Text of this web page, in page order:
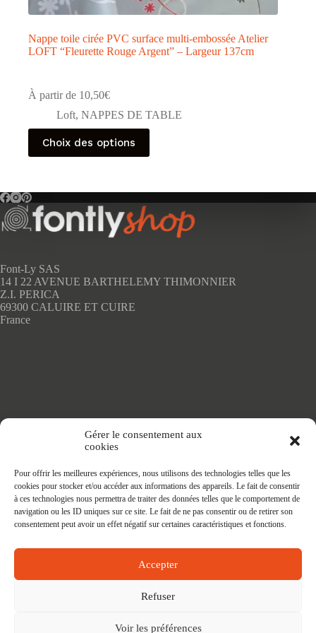
Gérer le consentement aux
cookies
Pour offrir les meilleures expériences, nous utilisons des technologies telles que les
cookies pour stocker et/ou accéder aux informations des appareils. Le fait de consentir
à ces technologies nous permettra de traiter des données telles que le comportement de
navigation ou les ID uniques sur ce site. Le fait de ne pas consentir ou de retirer son
consentement peut avoir un effet négatif sur certaines caractéristiques et fonctions.
Accepter
Refuser
Voir les préférences
Nappe toile cirée PVC surface multi-embossée Atelier
LOFT “Fleurette Rouge Argent” – Largeur 137cm
À partir de 10,50€
Loft, NAPPES DE TABLE
Choix des options
Ce
produit
a
Les
options
peuvent
être
la
page
du
produit
Font-Ly SAS
14 I 22 AVENUE BARTHELEMY THIMONNIER
Z.I. PERICA
69300 CALUIRE ET CUIRE
France
Adhésifs SANS PVC
Nappes
Protège Table
Nappes SANS PVC
Tapis PRATIC
Affaires à faire
Contact Mon compte